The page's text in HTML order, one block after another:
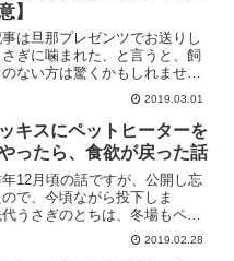
】
は旦那プレゼンツでお送りし
さぎに噛まれた、と言うと、飼
のない方は驚くかもしれませ
動物のうさぎでも、人を噛2019.03.01
キスにペットヒーターを
ったら、食欲が戻った話
年12月頃の話ですが、公開し忘
で、今頃ながら投下しま
うさぎのとちは、冬場もペッ
ーなしで過ごしてきまし2019.02.28